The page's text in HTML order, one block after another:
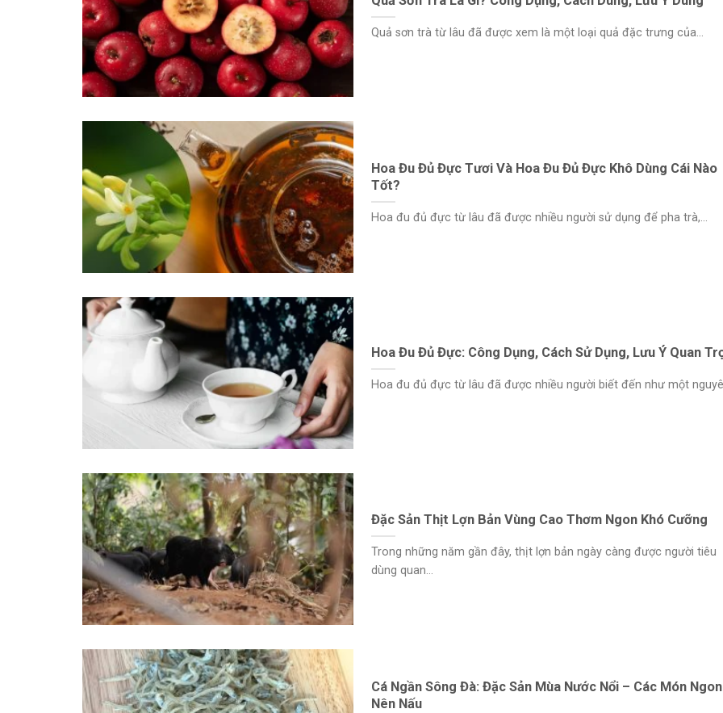
Quả sơn trà từ lâu đã được xem là một loại quả đặc trưng của...
Hoa Đu Đủ Đực Tươi Và Hoa Đu Đủ Đực Khô Dùng Cái Nào
Tốt?
Hoa đu đủ đực từ lâu đã được nhiều người sử dụng để pha trà,...
Hoa Đu Đủ Đực: Công Dụng, Cách Sử Dụng, Lưu Ý Quan
Hoa đu đủ đực từ lâu đã được nhiều người biết đến như một
Đặc Sản Thịt Lợn Bản Vùng Cao Thơm Ngon Khó Cưỡng
Trong những năm gần đây, thịt lợn bản ngày càng được người tiêu
dùng quan...
Cá Ngần Sông Đà: Đặc Sản Mùa Nước Nổi – Các Món Ngon
Nên Nấu